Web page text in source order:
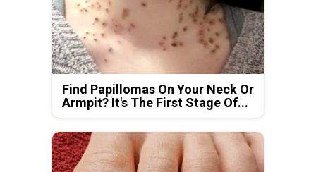
Find Papillomas On Your Neck Or
Armpit? It's The First Stage Of...